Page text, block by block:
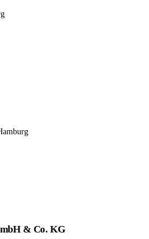
& Co. KG